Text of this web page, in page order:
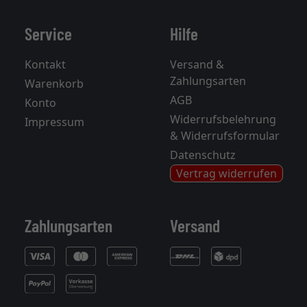
Service
Kontakt
Warenkorb
Konto
Impressum
Hilfe
Versand &
Zahlungsarten
AGB
Widerrufsbelehrung
& Widerrufsformular
Datenschutz
Vertrag widerrufen
Zahlungsarten Versand